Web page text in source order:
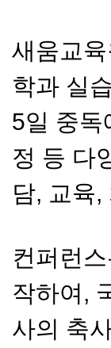
새움교
학과 실
5일 중독
정 등 다
담, 교육
컨퍼런
작하여,
사의 축